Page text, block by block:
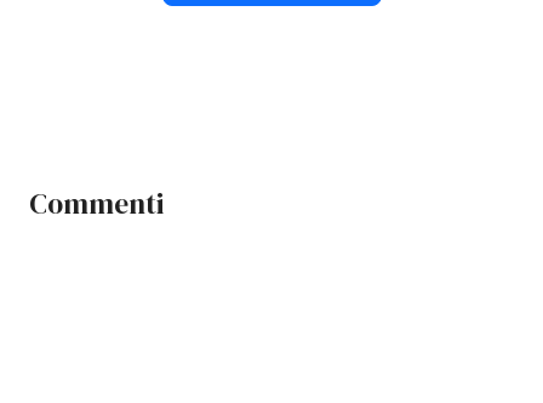
Commenti